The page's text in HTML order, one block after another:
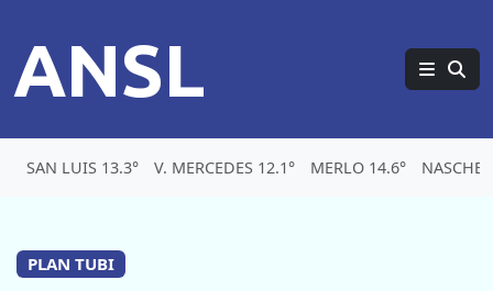
ANSL
SAN LUIS 13.3° V. MERCEDES 12.1° MERLO 14.6°
PLAN TUBI